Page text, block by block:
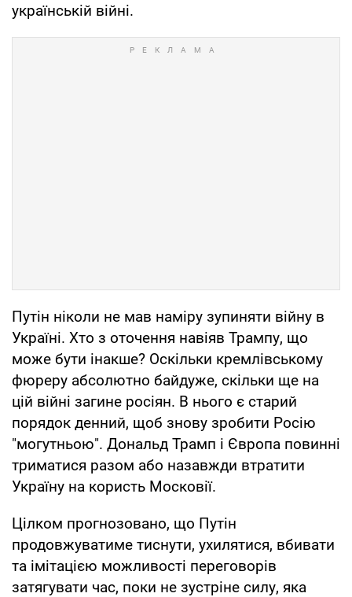
українській війні.
Путін ніколи не мав наміру зупиняти війну в
Україні. Хто з оточення навіяв Трампу, що
може бути інакше? Оскільки кремлівському
фюреру абсолютно байдуже, скільки ще на
цій війні загине росіян. В нього є старий
порядок денний, щоб знову зробити Росію
"могутньою". Дональд Трамп і Європа повинні
триматися разом або назавжди втратити
Україну на користь Московії.
Цілком прогнозовано, що Путін
продовжуватиме тиснути, ухилятися, вбивати
та імітацією можливості переговорів
затягувати час, поки не зустріне силу, яка